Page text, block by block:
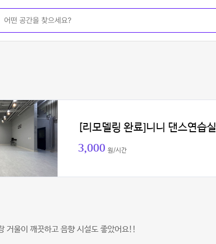
[리모델링 완료]니니 댄스연습실
3,000 원/시간
거울이 깨끗하고 음향 시설도 좋았어요!!